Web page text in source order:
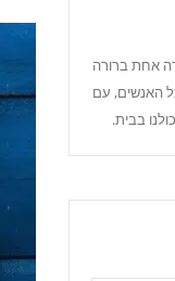
אחת ברורה
האנשים, עם
בבית.